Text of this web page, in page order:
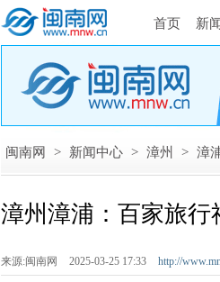
首页 新闻
闽南网 > 新闻中心 > 漳州 > 漳
漳州漳浦：百家旅
来源:闽南网 2025-03-25 17:33 http://